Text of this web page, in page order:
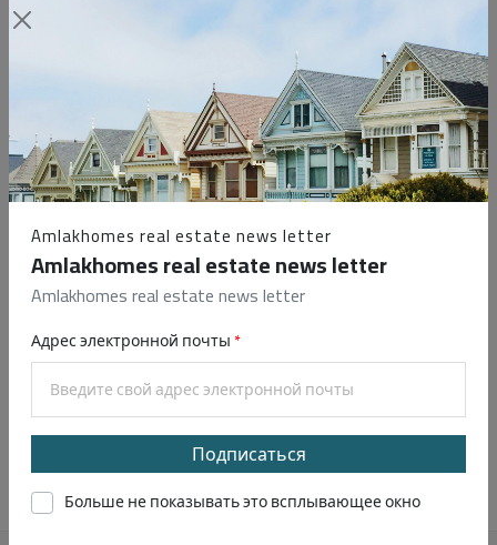
Amlakhomes real estate news letter
Amlakhomes real estate news letter
Amlakhomes real estate news letter
Адрес электронной почты
Подписаться
Больше не показывать это всплывающее окно
Password
Запомнить
меня
Забыли пароль?
Login
Нет аккаунта?Зарегистрироваться
сейчас